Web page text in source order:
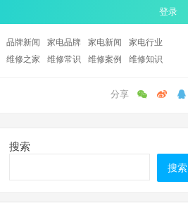
登录
品牌新闻 家电品牌 家电新闻
家电行业
维修之家 维修常识 维修案例 维修知识
搜索
搜索